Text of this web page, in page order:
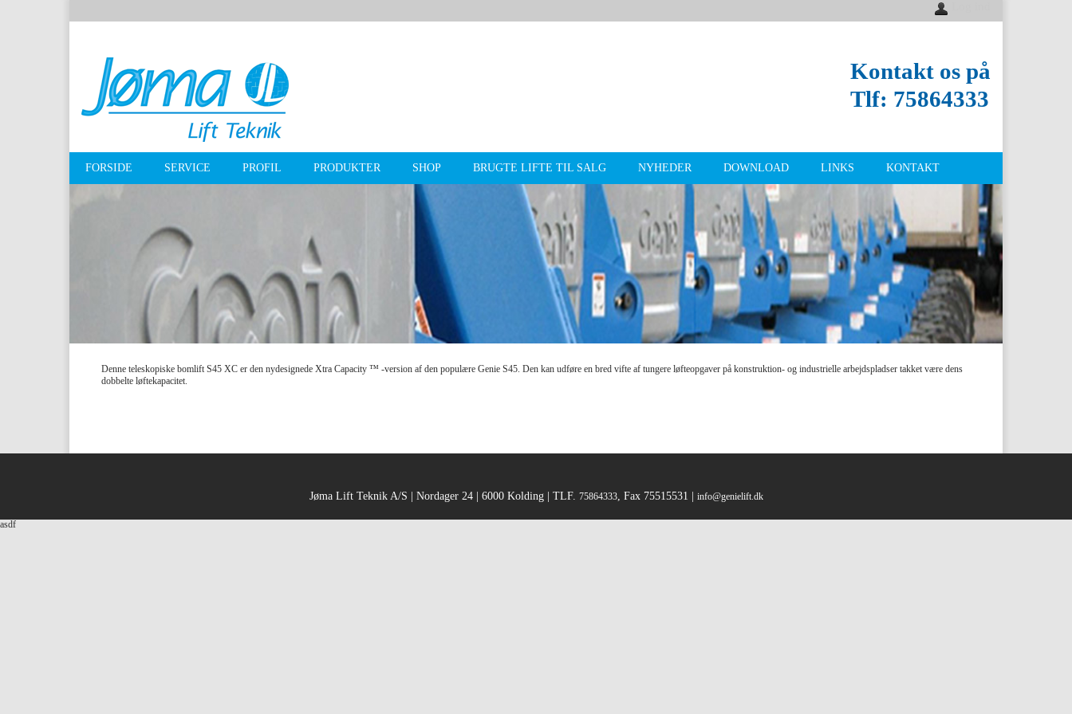
Kontakt os på
Tlf: 75864333
FORSIDE SERVICE PROFIL PRODUKTER SHOP BRUGTE LIFTE TIL SALG NYHEDER DOWNLOAD LINKS KONTAKT
Denne teleskopiske bomlift S45 XC er den nydesignede Xtra Capacity ™ -version af den populære Genie S45. Den kan udføre en bred vifte af tungere løfteopgaver på konstruktion- og industrielle arbejdspladser takket være dens
dobbelte løftekapacitet.
Jøma Lift Teknik A/S | Nordager 24 | 6000 Kolding | TLF. 75864333, Fax 75515531 | info@genielift.dk
asdf